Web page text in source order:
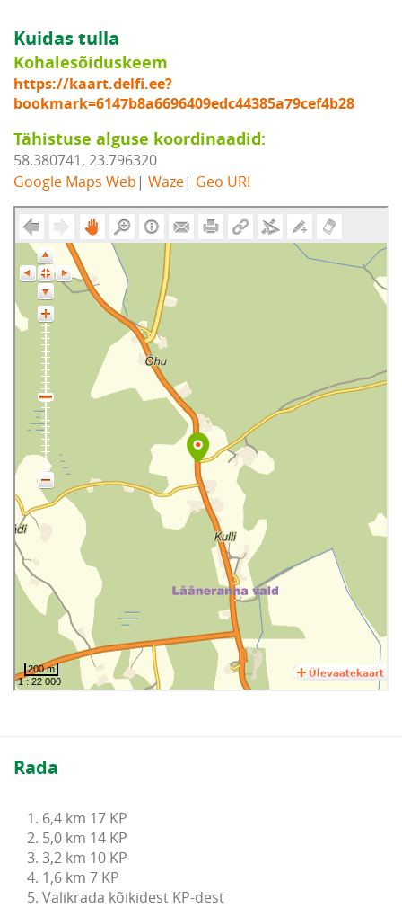
Kuidas tulla
Kohalesõiduskeem
https://kaart.delfi.ee?
bookmark=6147b8a6696409edc44385a79cef4b28
Tähistuse alguse koordinaadid:
58.380741, 23.796320
Google Maps Web | Waze| Geo URI
Rada
1. 6,4 km 17 KP
2. 5,0 km 14 KP
3. 3,2 km 10 KP
4. 1,6 km 7 KP
5. Valikrada kõikidest KP-dest